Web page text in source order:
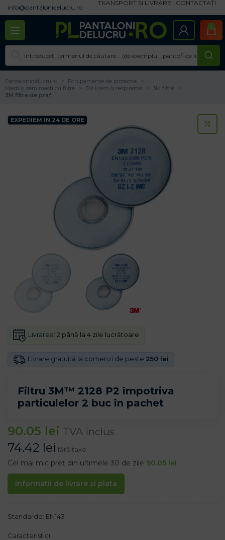
info@pantalonidelucru.ro
TRANSPORT ȘI LIVRARE CONTACTAȚI
0
Pantalonidelucru.ro
Echipamente de protectie
Masti si semimasti cu filtre
3M Masti si respiratori
3M filtre
3M filtre de praf
EXPEDIEM IN 24 DE ORE
Filtru 3M™ 2128 P2 împotriva
particulelor 2 buc în pachet
Livrare gratuită la comenzi de peste 250 lei
Livrarea: 2 până la 4 zile lucrătoare
90.05 lei TVA inclus
74.42 lei fără taxe
Cel mai mic preț din ultimele 30 de zile 90.05 lei
Informatii de livrare si plata
Standarde: EN143
Caracteristici: